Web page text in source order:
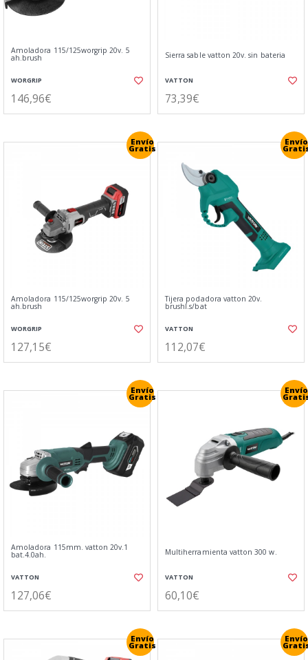
Amoladora 115/125worgrip 20v. 5
ah.brush
WORGRIP
146,96€
Sierra sable vatton 20v. sin bateria
VATTON
73,39€
Envío
Gratis
Amoladora 115/125worgrip 20v. 5
ah.brush
WORGRIP
127,15€
Envío
Tijera podadora vatton 20v.
brushl.s/bat
VATTON
112,07€
Envío
Gratis
Amoladora 115mm. vatton 20v.1
bat.4.0ah.
VATTON
127,06€
Envío
Multiherramienta vatton 300 w.
VATTON
60,10€
Envío
Gratis
Envío